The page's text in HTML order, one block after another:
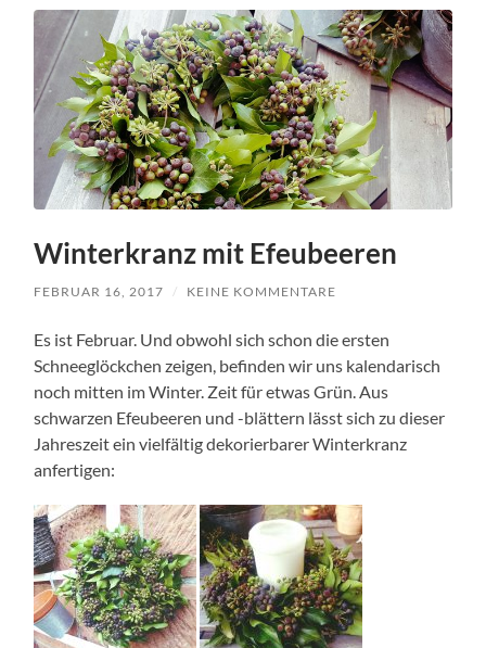
Winterkranz mit Efeubeeren
FEBRUAR 16, 2017 / KEINE KOMMENTARE
Es ist Februar. Und obwohl sich schon die ersten
Schneeglöckchen zeigen, befinden wir uns kalendarisch
noch mitten im Winter. Zeit für etwas Grün. Aus
schwarzen Efeubeeren und -blättern lässt sich zu dieser
Jahreszeit ein vielfältig dekorierbarer Winterkranz
anfertigen: